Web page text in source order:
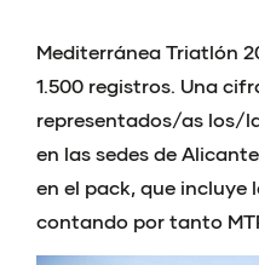
Mediterránea Triatlón
1.500 registros. Una
representados/as los/
en las sedes de
en el pack, que incluye
contando por tanto